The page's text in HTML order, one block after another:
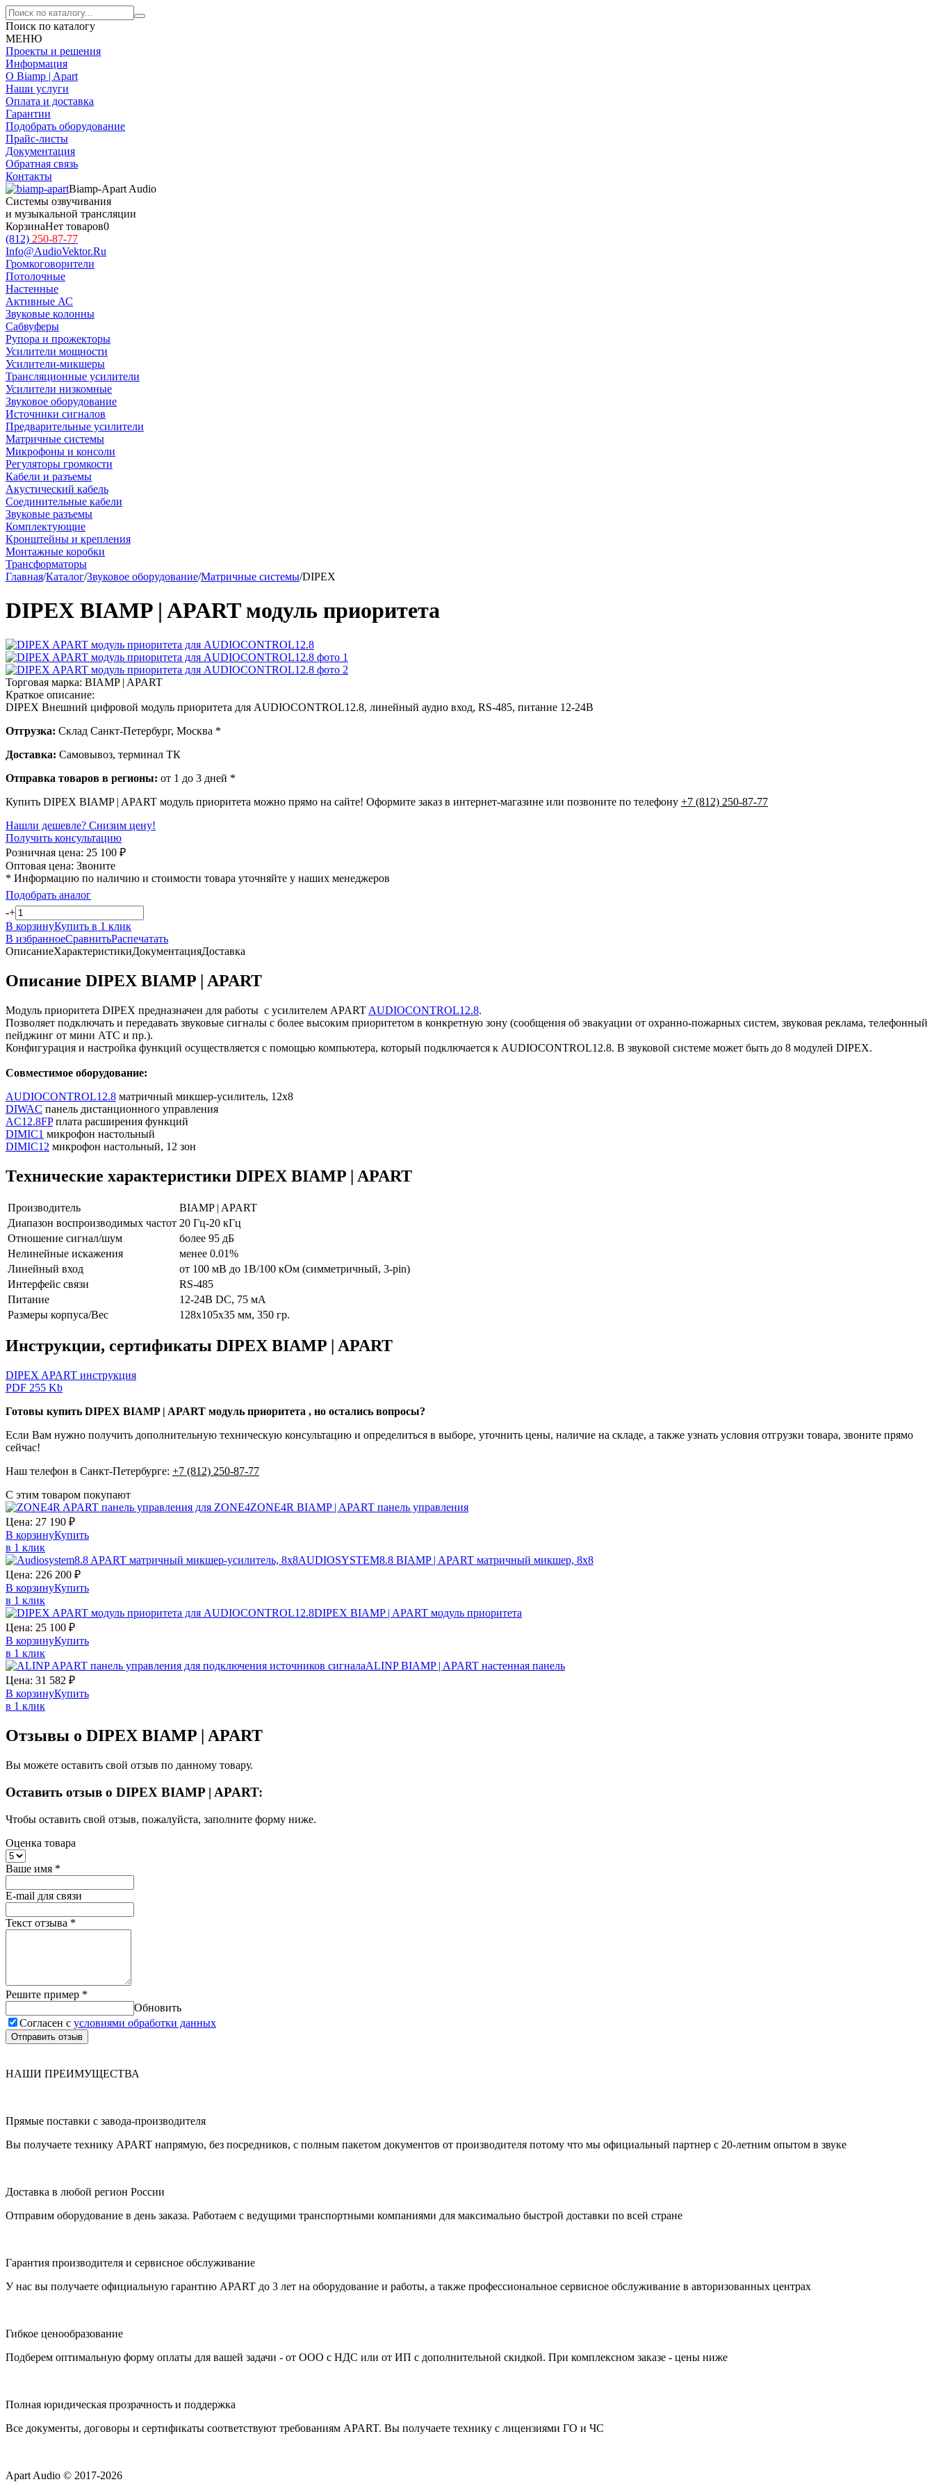
Поиск по каталогу
МЕНЮ
Проекты и решения
Информация
О Biamp | Apart
Наши услуги
Оплата и доставка
Гарантии
Подобрать оборудование
Прайс-листы
Документация
Обратная связь
Контакты
Biamp-Apart Audio
Системы озвучивания
и музыкальной трансляции
КорзинаНет товаров0
(812) 250-87-77
Info@AudioVektor.Ru
Громкоговорители
Потолочные
Настенные
Активные АС
Звуковые колонны
Сабвуферы
Рупора и прожекторы
Усилители мощности
Усилители-микшеры
Трансляционные усилители
Усилители низкомные
Звуковое оборудование
Источники сигналов
Предварительные усилители
Матричные системы
Микрофоны и консоли
Регуляторы громкости
Кабели и разъемы
Акустический кабель
Соединительные кабели
Звуковые разъемы
Комплектующие
Кронштейны и крепления
Монтажные коробки
Трансформаторы
Главная/Каталог/Звуковое оборудование/Матричные системы/DIPEX
DIPEX BIAMP | APART модуль приоритета
Торговая марка: BIAMP | APART
Краткое описание:
DIPEX Внешний цифровой модуль приоритета для AUDIOCONTROL12.8, линейный аудио вход, RS-485, питание 12-24В
Отгрузка: Склад Санкт-Петербург, Москва *
Доставка: Самовывоз, терминал ТК
Отправка товаров в регионы: от 1 до 3 дней *
Купить DIPEX BIAMP | APART модуль приоритета можно прямо на сайте! Оформите заказ в интернет-магазине или позвоните по телефону +7 (812) 250-87-77
Нашли дешевле? Снизим цену!
Получить консультацию
Розничная цена: 25 100 ₽
Оптовая цена: Звоните
* Информацию по наличию и стоимости товара уточняйте у наших менеджеров
Подобрать аналог
-+
В корзинуКупить в 1 клик
В избранноеСравнитьРаспечатать
ОписаниеХарактеристикиДокументацияДоставка
Описание DIPEX BIAMP | APART
Модуль приоритета DIPEX предназначен для работы с усилителем APART AUDIOCONTROL12.8.
Позволяет подключать и передавать звуковые сигналы с более высоким приоритетом в конкретную зону (сообщения об эвакуации от охранно-пожарных систем, звуковая реклама, телефонный
пейджинг от мини АТС и пр.).
Конфигурация и настройка функций осуществляется с помощью компьютера, который подключается к AUDIOCONTROL12.8. В звуковой системе может быть до 8 модулей DIPEX.
Совместимое оборудование:
AUDIOCONTROL12.8 матричный микшер-усилитель, 12х8
DIWAC панель дистанционного управления
AC12.8FPплата расширения функций
DIMIC1 микрофон настольный
DIMIC12 микрофон настольный, 12 зон
Технические характеристики DIPEX BIAMP | APART
Производитель
BIAMP | APART
Диапазон воспроизводимых частот 20 Гц-20 кГц
Отношение сигнал/шум
более 95 дБ
Нелинейные искажения
менее 0.01%
Линейный вход
от 100 мВ до 1В/100 кОм (симметричный, 3-pin)
Интерфейс связи
RS-485
Питание
12-24В DC, 75 мА
Размеры корпуса/Вес
128х105х35 мм, 350 гр.
Инструкции, сертификаты DIPEX BIAMP | APART
DIPEX APART инструкция
PDF 255 Kb
Готовы купить DIPEX BIAMP | APART модуль приоритета , но остались вопросы?
Если Вам нужно получить дополнительную техническую консультацию и определиться в выборе, уточнить цены, наличие на складе, а также узнать условия отгрузки товара, звоните прямо
сейчас!
Наш телефон в Санкт-Петербурге: +7 (812) 250-87-77
С этим товаром покупают
ZONE4R BIAMP | APART панель управления
Цена: 27 190 ₽
В корзинуКупить
в 1 клик
AUDIOSYSTEM8.8 BIAMP | APART матричный микшер, 8х8
Цена: 226 200 ₽
В корзинуКупить
в 1 клик
DIPEX BIAMP | APART модуль приоритета
Цена: 25 100 ₽
В корзинуКупить
в 1 клик
ALINPBIAMP | APART настенная панель
Цена: 31 582 ₽
В корзинуКупить
в 1 клик
Отзывы о DIPEX BIAMP | APART
Вы можете оставить свой отзыв по данному товару.
Оставить отзыв о DIPEX BIAMP | APART:
Чтобы оставить свой отзыв, пожалуйста, заполните форму ниже.
Оценка товара
Ваше имя *
E-mail для связи
Текст отзыва *
Решите пример *
Обновить
Согласен с условиями обработки данных
Отправить отзыв
НАШИ ПРЕИМУЩЕСТВА
Прямые поставки с завода-производителя
Вы получаете технику APART напрямую, без посредников, с полным пакетом документов от производителя потому что мы официальный партнер с 20-летним опытом в звуке
Доставка в любой регион России
Отправим оборудование в день заказа. Работаем с ведущими транспортными компаниями для максимально быстрой доставки по всей стране
Гарантия производителя и сервисное обслуживание
У нас вы получаете официальную гарантию APART до 3 лет на оборудование и работы, а также профессиональное сервисное обслуживание в авторизованных центрах
Гибкое ценообразование
Подберем оптимальную форму оплаты для вашей задачи - от ООО с НДС или от ИП с дополнительной скидкой. При комплексном заказе - цены ниже
Полная юридическая прозрачность и поддержка
Все документы, договоры и сертификаты соответствуют требованиям APART. Вы получаете технику с лицензиями ГО и ЧС
Apart Audio © 2017-2026